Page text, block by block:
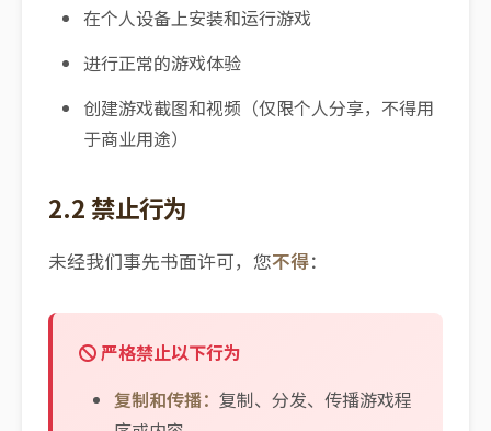
在个人设备上安装和运行游戏
进行正常的游戏体验
创建游戏截图和视频（仅限个人分享，不得用
于商业用途）
2.2 禁止行为
未经我们事先书面许可，您不得：
严格禁止以下行为
复制和传播： 复制、分发、传播游戏程